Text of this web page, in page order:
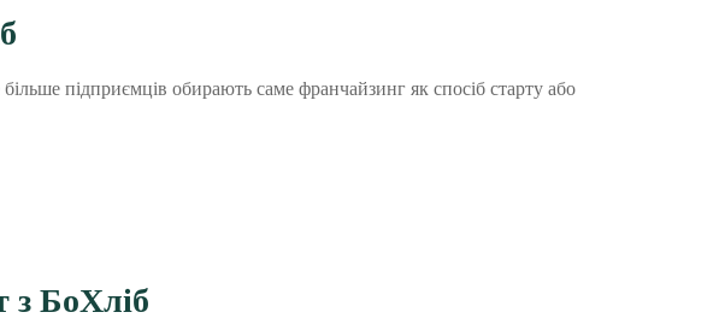
підприємців обирають саме франчайзинг як спосіб старту або
з БоХліб